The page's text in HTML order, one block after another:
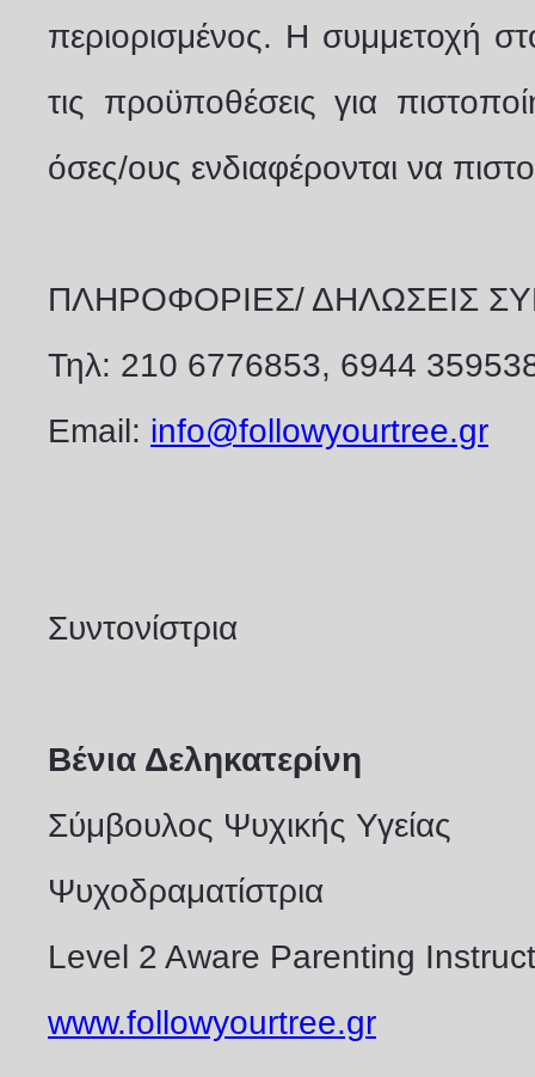
περιορισμένος. Η συμμετοχή
τις προϋποθέσεις για
όσες/ους ενδιαφέρονται να
ΠΛΗΡΟΦΟΡΙΕΣ/ ΔΗΛΩΣΕΙΣ
Τηλ: 210 6776853, 6944
Email: info@followyourtree.gr
Συντονίστρια
Βένια Δεληκατερίνη
Σύμβουλος Ψυχικής Υγείας
Ψυχοδραματίστρια
Level 2 Aware Parenting
www.followyourtree.gr